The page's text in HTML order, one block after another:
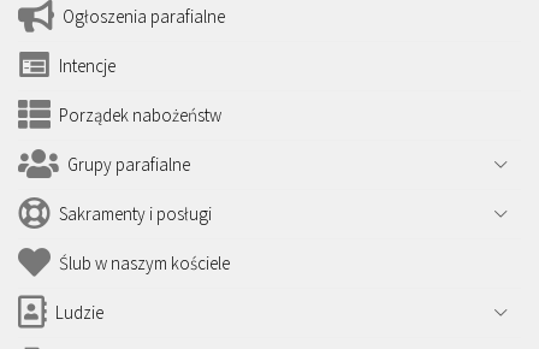
Ogłoszenia parafialne
Intencje
Porządek nabożeństw
Grupy parafialne
Sakramenty i posługi
Ślub w naszym kościele
Ludzie